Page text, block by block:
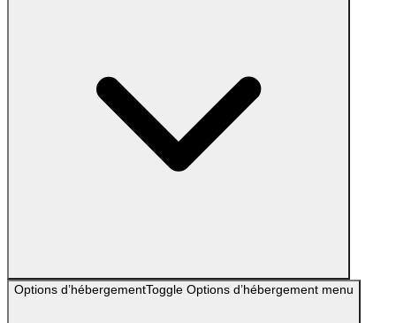
Options d’hébergementToggle Options d’hébergement menu